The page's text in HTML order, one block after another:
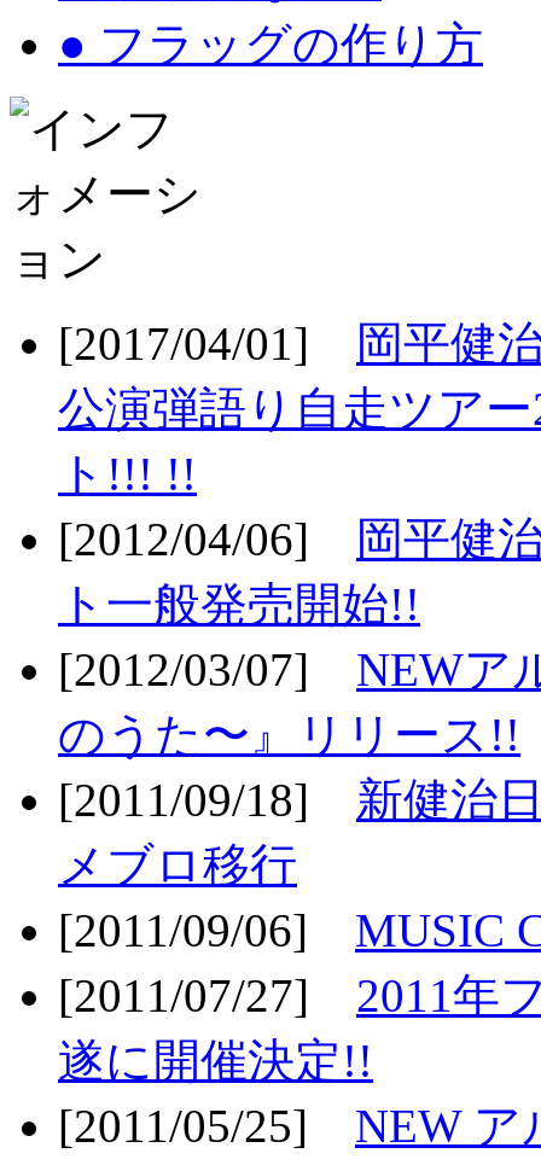
● フラッグの作り方
[2017/04/01]
岡平健
公演弾語り自走ツア
ト!!! !!
[2012/04/06]
岡平健
ト一般発売開始!!
[2012/03/07] NEWア
のうた〜』リリース!!
[2011/09/18] 新健治
メブロ移行
[2011/09/06] MUSIC
[2011/07/27] 2011年
遂に開催決定!!
[2011/05/25] NEW